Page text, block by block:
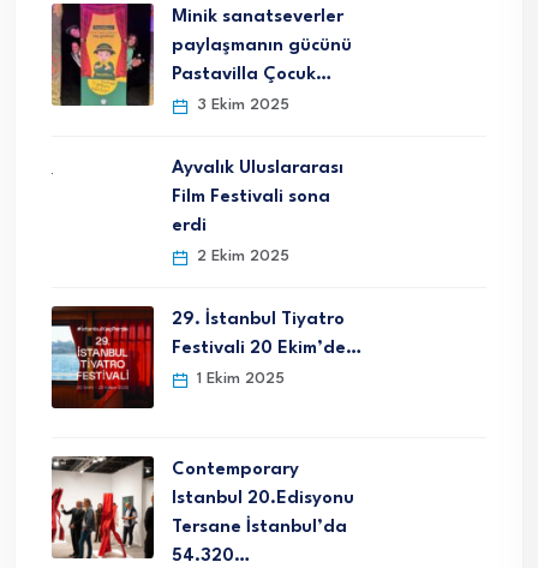
Minik sanatseverler
paylaşmanın gücünü
Pastavilla Çocuk…
3 Ekim 2025
Ayvalık Uluslararası
Film Festivali sona
erdi
2 Ekim 2025
29. İstanbul Tiyatro
Festivali 20 Ekim’de…
1 Ekim 2025
Contemporary
Istanbul 20.Edisyonu
Tersane İstanbul’da
54.320…